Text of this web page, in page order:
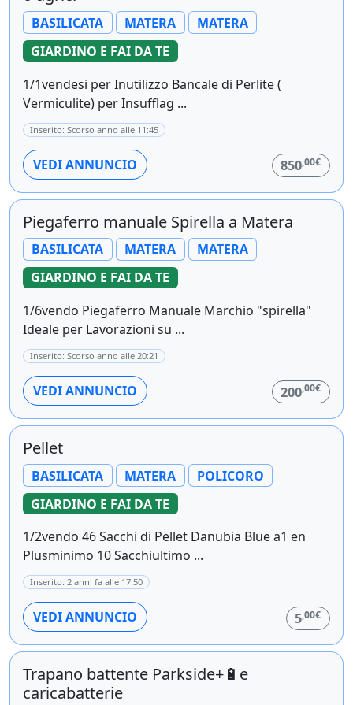
BASILICATA MATERA
MATERA
GIARDINO E FAI DA TE
1/1vendesi per Inutilizzo Bancale di Perlite (
Vermiculite) per Insufflag ...
Inserito: Scorso anno alle 11:45
VEDI ANNUNCIO 850,00€
Piegaferro manuale Spirella a Matera
BASILICATA MATERA
MATERA
GIARDINO E FAI DA TE
1/6vendo Piegaferro Manuale Marchio "spirella"
Ideale per Lavorazioni su ...
Inserito: Scorso anno alle 20:21
VEDI ANNUNCIO 200,00€
Pellet
BASILICATA MATERA
POLICORO
GIARDINO E FAI DA TE
1/2vendo 46 Sacchi di Pellet Danubia Blue a1 en
Plusminimo 10 Sacchiultimo ...
Inserito: 2 anni fa alle 17:50
VEDI ANNUNCIO 5,00€
Trapano battente Parkside+🔋e
caricabatterie